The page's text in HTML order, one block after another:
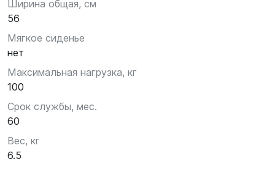
Ширина общая, см
56
Мягкое сиденье
нет
Максимальная нагрузка, кг
100
Срок службы, мес.
60
Вес, кг
6.5